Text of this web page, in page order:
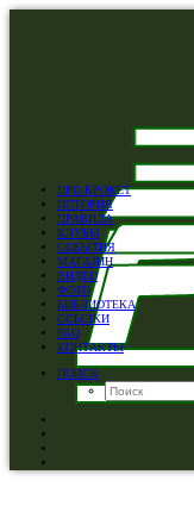
ПРО КРОКЕТ
ИСТОРИЯ
ПРАВИЛА
КЛУБЫ
СОБЫТИЯ
МАГАЗИН
ВИДЕО
ФОТО
БИБЛИОТЕКА
ССЫЛКИ
FAQ
КОНТАКТЫ
ПОИСК